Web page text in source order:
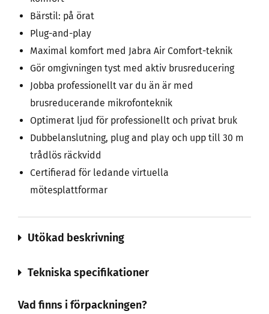
Bärstil: på örat
Plug-and-play
Maximal komfort med Jabra Air Comfort-teknik
Gör omgivningen tyst med aktiv brusreducering
Jobba professionellt var du än är med
brusreducerande mikrofonteknik
Optimerat ljud för professionellt och privat bruk
Dubbelanslutning, plug and play och upp till 30 m
trådlös räckvidd
Certifierad för ledande virtuella
mötesplattformar
Utökad beskrivning
Tekniska specifikationer
Vad finns i förpackningen?